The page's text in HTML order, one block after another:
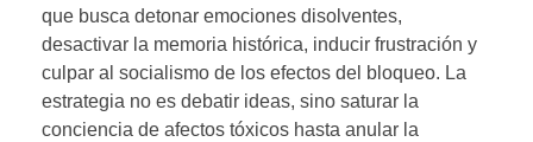
que busca detonar emociones disolventes,
desactivar la memoria histórica, inducir frustración y
culpar al socialismo de los efectos del bloqueo. La
estrategia no es debatir ideas, sino saturar la
conciencia de afectos tóxicos hasta anular la